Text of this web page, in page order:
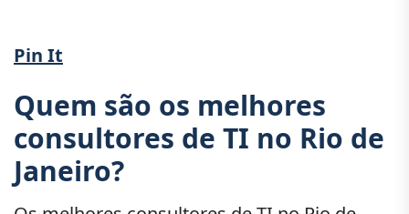
Pin It
Quem são os melhores
consultores de TI no Rio de
Janeiro?